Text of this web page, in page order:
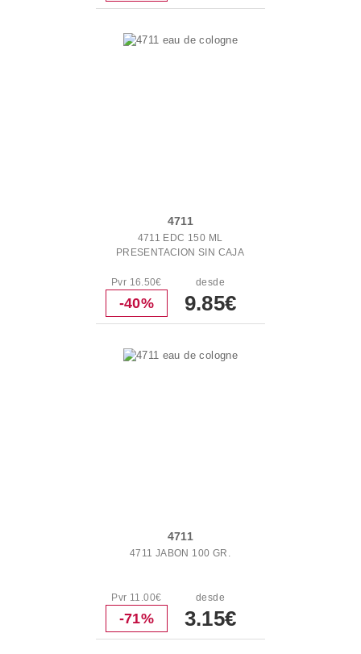
4711
4711 EDC 150 ML
PRESENTACION SIN CAJA
Pvr 16.50€
-40%
desde
9.85€
4711
4711 JABON 100 GR.
Pvr 11.00€
-71%
desde
3.15€